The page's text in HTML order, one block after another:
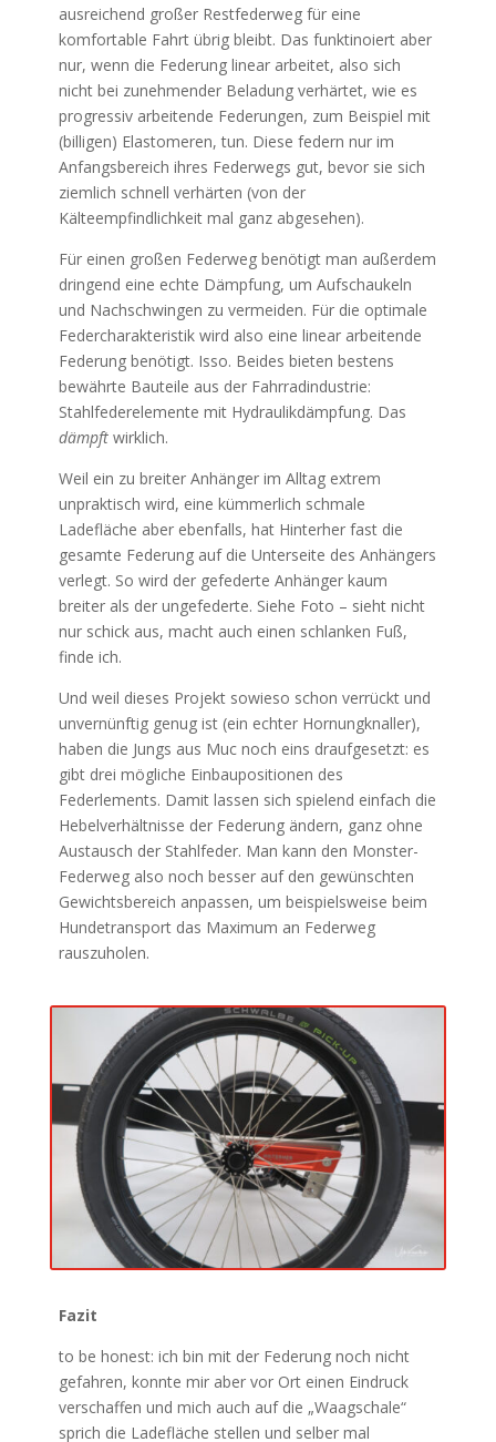
ausreichend großer Restfederweg für eine
komfortable Fahrt übrig bleibt. Das funktinoiert aber
nur, wenn die Federung linear arbeitet, also sich
nicht bei zunehmender Beladung verhärtet, wie es
progressiv arbeitende Federungen, zum Beispiel mit
(billigen) Elastomeren, tun. Diese federn nur im
Anfangsbereich ihres Federwegs gut, bevor sie sich
ziemlich schnell verhärten (von der
Kälteempfindlichkeit mal ganz abgesehen).
Für einen großen Federweg benötigt man außerdem
dringend eine echte Dämpfung, um Aufschaukeln
und Nachschwingen zu vermeiden. Für die optimale
Federcharakteristik wird also eine linear arbeitende
Federung benötigt. Isso. Beides bieten bestens
bewährte Bauteile aus der Fahrradindustrie:
Stahlfederelemente mit Hydraulikdämpfung. Das
dämpftwirklich.
Weil ein zu breiter Anhänger im Alltag extrem
unpraktisch wird, eine kümmerlich schmale
Ladefläche aber ebenfalls, hat Hinterher fast die
gesamte Federung auf die Unterseite des Anhängers
verlegt. So wird der gefederte Anhänger kaum
breiter als der ungefederte. Siehe Foto – sieht nicht
nur schick aus, macht auch einen schlanken Fuß,
finde ich.
Und weil dieses Projekt sowieso schon verrückt und
unvernünftig genug ist (ein echter Hornungknaller),
haben die Jungs aus Muc noch eins draufgesetzt: es
gibt drei mögliche Einbaupositionen des
Federlements. Damit lassen sich spielend einfach die
Hebelverhältnisse der Federung ändern, ganz ohne
Austausch der Stahlfeder. Man kann den Monster-
Federweg also noch besser auf den gewünschten
Gewichtsbereich anpassen, um beispielsweise beim
Hundetransport das Maximum an Federweg
rauszuholen.
Fazit
to be honest: ich bin mit der Federung noch nicht
gefahren, konnte mir aber vor Ort einen Eindruck
verschaffen und mich auch auf die „Waagschale“
sprich die Ladefläche stellen und selber mal